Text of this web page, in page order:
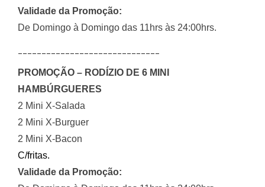
Validade da Promoção:
De Domingo à Domingo das 11hrs às 24:00hrs.
PROMOÇÃO – RODÍZIO DE 6 MINI
HAMBÚRGUERES
2 Mini X-Salada
2 Mini X-Burguer
2 Mini X-Bacon
C/fritas.
Validade da Promoção: